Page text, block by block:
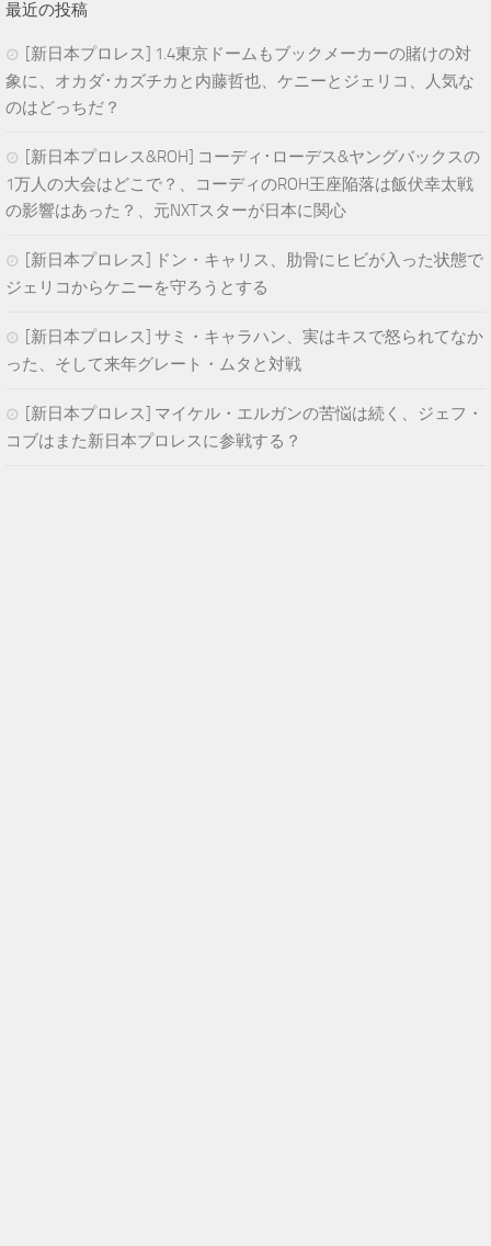
最近の投稿
[新日本プロレス] 1.4東京ドームもブックメーカーの賭けの対
象に、オカダ･カズチカと内藤哲也、ケニーとジェリコ、人気な
のはどっちだ？
[新日本プロレス&ROH] コーディ･ローデス&ヤングバックスの
1万人の大会はどこで？、コーディのROH王座陥落は飯伏幸太戦
の影響はあった？、元NXTスターが日本に関心
[新日本プロレス] ドン・キャリス、肋骨にヒビが入った状態で
ジェリコからケニーを守ろうとする
[新日本プロレス] サミ・キャラハン、実はキスで怒られてなか
った、そして来年グレート・ムタと対戦
[新日本プロレス] マイケル・エルガンの苦悩は続く、ジェフ・
コブはまた新日本プロレスに参戦する？